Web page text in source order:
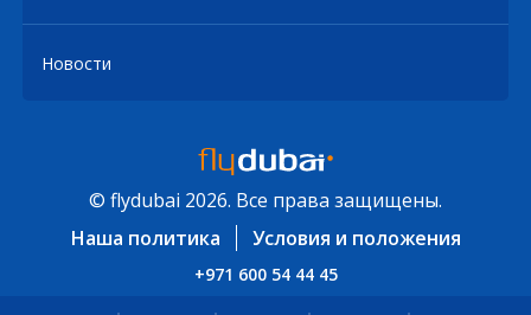
Новости
© flydubai 2026. Все права защищены.
Наша политика
Условия и положения
+971 600 54 44 45